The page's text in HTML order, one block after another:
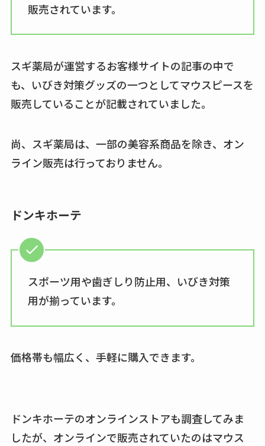
販売されています。
スギ薬局が運営するお客様サイトの記事の中で
も、いびき対策グッズの一つとしてマウスピースを
販売していることが記載されていました。
尚、スギ薬局は、一部の美容系商品を除き、オン
ライン販売は行っておりません。
ドンキホーテ
スポーツ用や歯ぎしり防止用、いびき対策
用が揃っています。
価格帯も幅広く、手軽に購入できます。
ドンキホーテのオンラインストアも調査してみま
したが、オンラインで販売されていたのはマウス